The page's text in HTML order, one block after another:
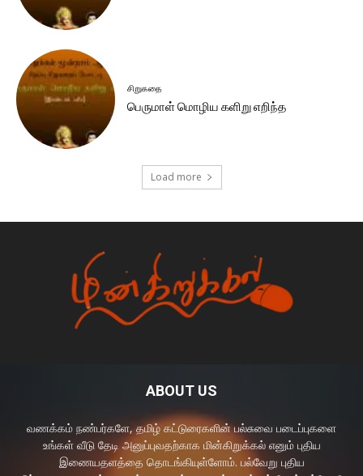
சிறுகதை
பெருமாள் மொழிய களிறு எறிந்த
Load more
ABOUT US
வணக்கம் நண்பர்களே, தமிழ் கட்டுரைகளின் பல்சுவை படைப்புகளை
உங்கள் வீடு தேடி அனுப்புவதற்காக மின்கிறுக்கல் எனும் புதிய
இணையதளத்தை தொடங்கியுள்ளோம். பல்வேறு புதிய